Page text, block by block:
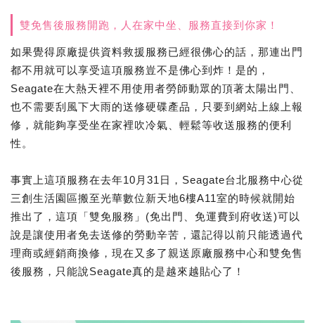
雙免售後服務開跑，人在家中坐、服務直接到你家！
如果覺得原廠提供資料救援服務已經很佛心的話，那連出門
都不用就可以享受這項服務豈不是佛心到炸！是的，
Seagate在大熱天裡不用使用者勞師動眾的頂著太陽出門、
也不需要刮風下大雨的送修硬碟產品，只要到網站上線上報
修，就能夠享受坐在家裡吹冷氣、輕鬆等收送服務的便利
性。
事實上這項服務在去年10月31日，Seagate台北服務中心從
三創生活園區搬至光華數位新天地6樓A11室的時候就開始
推出了，這項「雙免服務」(免出門、免運費到府收送)可以
說是讓使用者免去送修的勞動辛苦，還記得以前只能透過代
理商或經銷商換修，現在又多了親送原廠服務中心和雙免售
後服務，只能說Seagate真的是越來越貼心了！